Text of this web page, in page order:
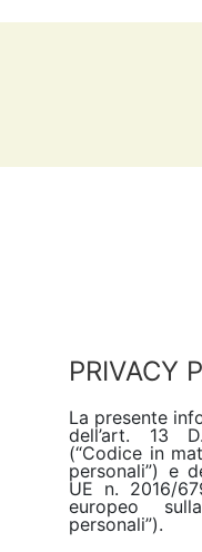
PRIVACY
La presente
dell’art. 13
(“Codice in
personali”) e
UE n. 2016/
europeo
personali”).